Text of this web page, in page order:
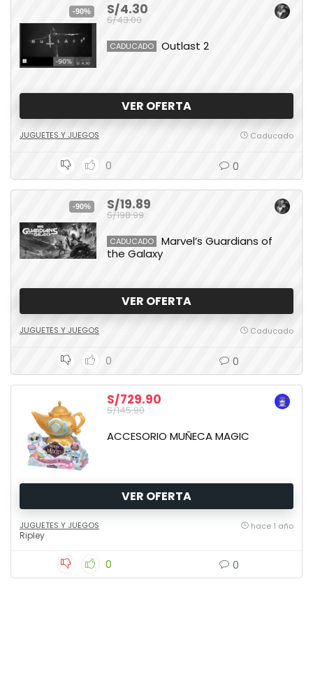
-90% S/4.30
S/43.00
CADUCADO Outlast 2
VER OFERTA
JUGUETES Y JUEGOS Caducado
0 0
-90% S/19.89
S/198.99
CADUCADO
Marvel’s Guardians of
the Galaxy
VER OFERTA
JUGUETES Y JUEGOS Caducado
0 0
S/729.90
S/145.90
ACCESORIO MUÑECA MAGIC
VER OFERTA
JUGUETES Y JUEGOS
Ripley
hace 1 año
0 0